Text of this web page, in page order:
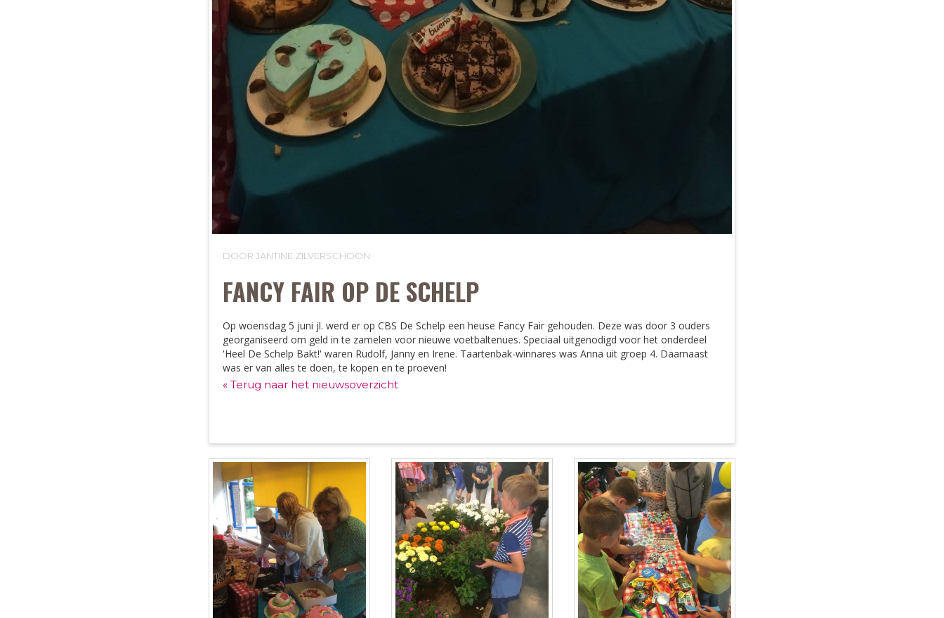
DOOR JANTINE ZILVERSCHOON
FANCY FAIR OP DE SCHELP
Op woensdag 5 juni jl. werd er op CBS De Schelp een heuse Fancy Fair gehouden. Deze was door 3 ouders
georganiseerd om geld in te zamelen voor nieuwe voetbaltenues. Speciaal uitgenodigd voor het onderdeel
'Heel De Schelp Bakt!' waren Rudolf, Janny en Irene. Taartenbak-winnares was Anna uit groep 4. Daarnaast
was er van alles te doen, te kopen en te proeven!
« Terug naar het nieuwsoverzicht